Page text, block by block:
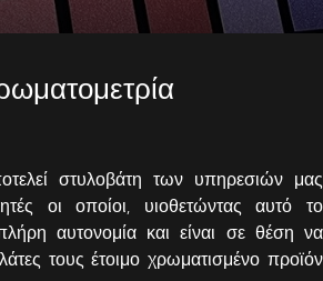
στυλοβάτη των υπηρεσιών μας
οι οποίοι, υιοθετώντας αυτό το
αυτονομία και είναι σε θέση να
τους έτοιμο χρωματισμένο προϊόν